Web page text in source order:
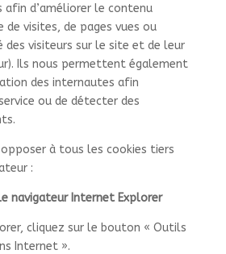
afin d’améliorer le contenu
de visites, de pages vues ou
des visiteurs sur le site et de leur
Ils nous permettent également
des internautes afin
ou de détecter des
à tous les cookies tiers
:
navigateur Internet Explorer
cliquez sur le bouton « Outils
Internet ».